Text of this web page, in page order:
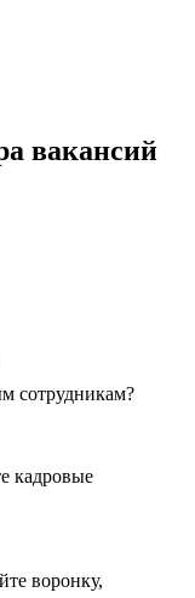
вакансий
сотрудникам?
кадровые
воронку,